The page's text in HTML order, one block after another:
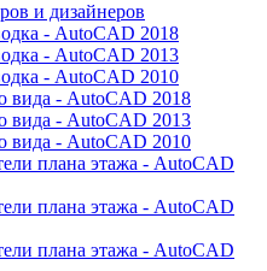
и дизайнеров
- AutoCAD 2018
- AutoCAD 2013
- AutoCAD 2010
вида - AutoCAD 2018
вида - AutoCAD 2013
вида - AutoCAD 2010
плана этажа - AutoCAD
плана этажа - AutoCAD
плана этажа - AutoCAD